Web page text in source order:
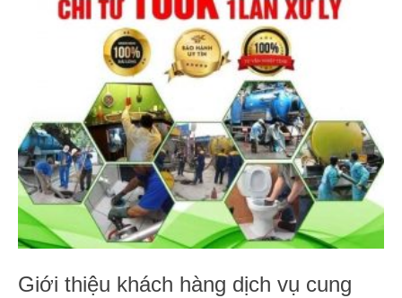
Giới thiệu khách hàng dịch vụ cung